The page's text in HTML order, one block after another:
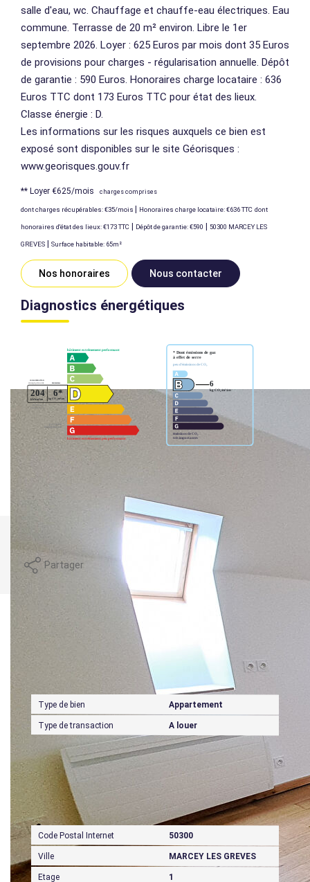
salle d'eau, wc. Chauffage et chauffe-eau électriques. Eau
commune. Terrasse de 20 m² environ. Libre le 1er
septembre 2026. Loyer : 625 Euros par mois dont 35 Euros
de provisions pour charges - régularisation annuelle. Dépôt
de garantie : 590 Euros. Honoraires charge locataire : 636
Euros TTC dont 173 Euros TTC pour état des lieux.
Classe énergie : D.
Les informations sur les risques auxquels ce bien est
exposé sont disponibles sur le site Géorisques :
www.georisques.gouv.fr
** Loyer €625/mois charges comprises
dont charges récupérables: €35/mois | Honoraires charge locataire: €636 TTC dont
honoraires d'état des lieux: €173 TTC | Dépôt de garantie: €590 | 50300 MARCEY LES
GREVES | Surface habitable: 65m²
Nos honoraires Nous contacter
Diagnostics énergétiques
Montant estimé des dépenses annuelles d'énergie pour un
2021,2022 et 2023 (abonnement compris).
Imprimer
Partager
Caractéristiques détaillées
Type de bien Appartement
Type de transaction A louer
Localisation
Code Postal Internet 50300
Ville MARCEY LES GREVES
Etage 1